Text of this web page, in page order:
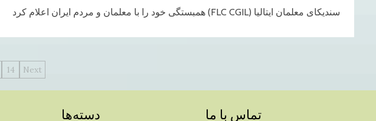
سندیکای معلمان ایتالیا (FLC CGIL) همبستگی خود را با معلمان و مردم ایران اعلام کرد
14 Next
تماس با ما دسته‌ها